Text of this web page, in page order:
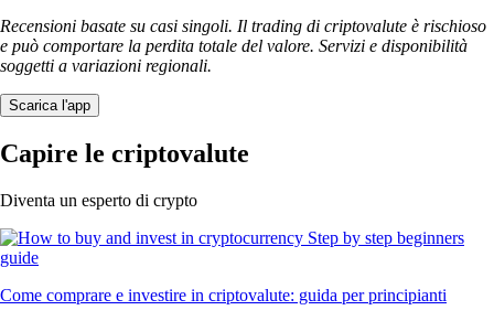
Recensioni basate su casi singoli. Il trading di criptovalute è rischioso
e può comportare la perdita totale del valore. Servizi e disponibilità
soggetti a variazioni regionali.
Scarica l'app
Capire le criptovalute
Diventa un esperto di crypto
Come comprare e investire in criptovalute: guida per principianti